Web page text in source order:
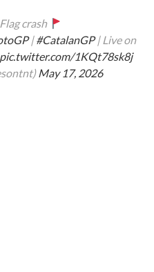
crash
|#CatalanGP| Live on
pic.twitter.com/1KQt78sk8j
May 17, 2026